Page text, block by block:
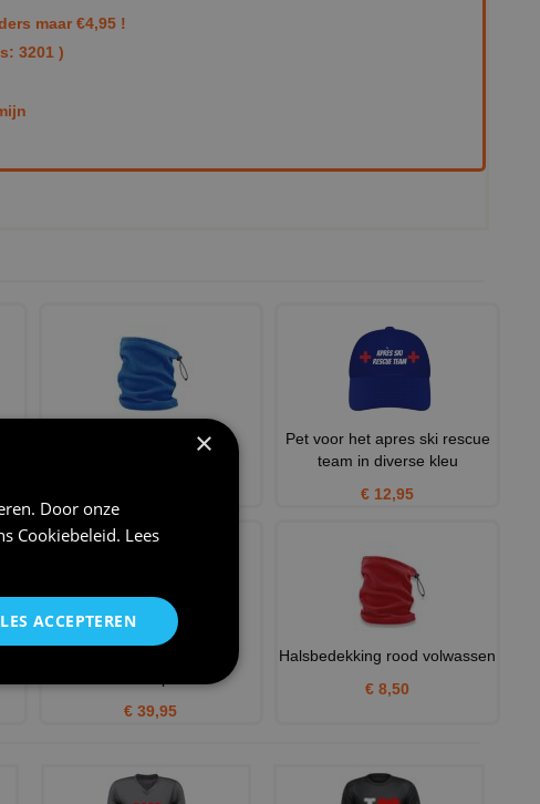
maar €4,95 !
3201 )
Halsbedekking royal
Pet voor het apres ski rescue
team in diverse kleu
€ 12,95
€ 39,95
Halsbedekking rood volwassen
€ 8,50
×
Door onze
Cookiebeleid. Lees
ACCEPTEREN